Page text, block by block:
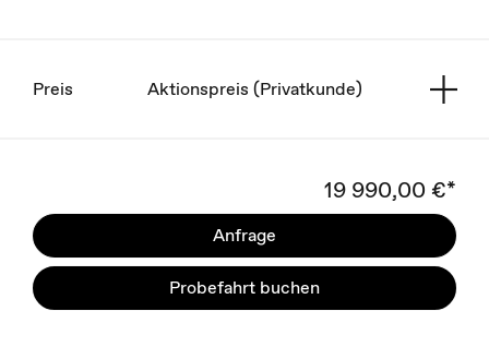
Preis Aktionspreis (Privatkunde)
19 990,00 €*
Anfrage
Probefahrt buchen